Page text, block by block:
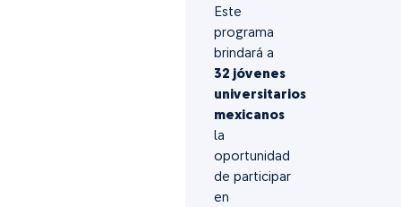
Este
programa
brindará a
32 jóvenes
universitarios
mexicanos
la
oportunidad
de participar
en